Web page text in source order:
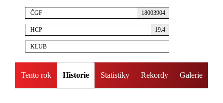
ČGF 18003904
HCP 19.4
KLUB
Tento rok Historie Statistiky Rekordy Galerie